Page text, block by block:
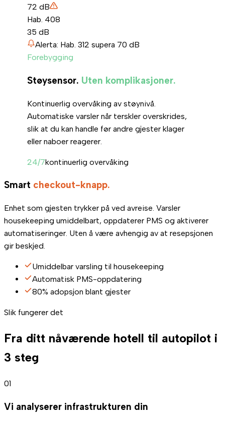
72 dB
Hab. 408
35 dB
Alerta: Hab. 312 supera 70 dB
Forebygging
Støysensor. Uten komplikasjoner.
Kontinuerlig overvåking av støynivå.
Automatiske varsler når terskler overskrides,
slik at du kan handle før andre gjester klager
eller naboer reagerer.
24/7kontinuerlig overvåking
Smart checkout-knapp.
Enhet som gjesten trykker på ved avreise. Varsler
housekeeping umiddelbart, oppdaterer PMS og aktiverer
automatiseringer. Uten å være avhengig av at resepsjonen
gir beskjed.
Umiddelbar varsling til housekeeping
Automatisk PMS-oppdatering
80% adopsjon blant gjester
Slik fungerer det
Fra ditt nåværende hotell til autopilot i
3 steg
01
Vi analyserer infrastrukturen din